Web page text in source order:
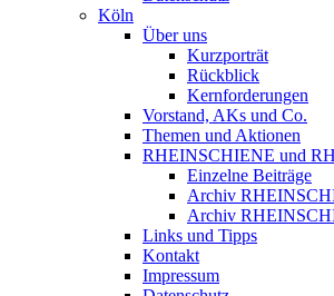
Köln
Über uns
Kurzporträt
Rückblick
Kernforderungen
Vorstand, AKs und Co.
Themen und Aktionen
RHEINSCHIENE und
Einzelne Beiträge
Archiv
Archiv
Links und Tipps
Kontakt
Impressum